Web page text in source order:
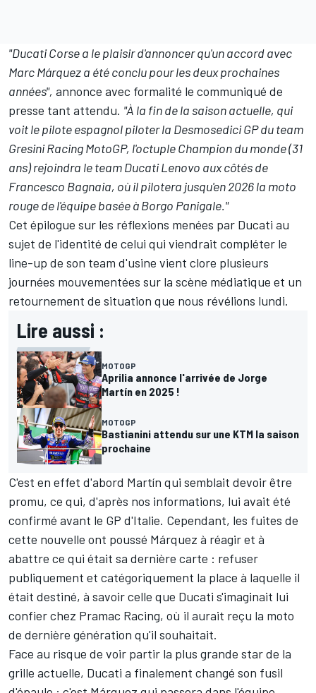
"Ducati Corse a le plaisir d'annoncer qu'un accord avec
Marc Márquez a été conclu pour les deux prochaines
années", annonce avec formalité le communiqué de
presse tant attendu. "À la fin de la saison actuelle, qui
voit le pilote espagnol piloter la Desmosedici GP du team
Gresini Racing MotoGP, l'octuple Champion du monde (31
ans) rejoindra le team Ducati Lenovo aux côtés de
Francesco Bagnaia, où il pilotera jusqu'en 2026 la moto
rouge de l'équipe basée à Borgo Panigale."
Cet épilogue sur les réflexions menées par Ducati au
sujet de l'identité de celui qui viendrait compléter le
line-up de son team d'usine vient clore plusieurs
journées mouvementées sur la scène médiatique et un
retournement de situation que nous révélions lundi.
Lire aussi :
MOTOGP
Aprilia annonce l'arrivée de Jorge
Martín en 2025 !
MOTOGP
Bastianini attendu sur une KTM la saison
prochaine
C'est en effet d'abord Martín qui semblait devoir être
promu, ce qui, d'après nos informations, lui avait été
confirmé avant le GP d'Italie. Cependant, les fuites de
cette nouvelle ont poussé Márquez à réagir et à
abattre ce qui était sa dernière carte : refuser
publiquement et catégoriquement la place à laquelle il
était destiné, à savoir celle que Ducati s'imaginait lui
confier chez Pramac Racing, où il aurait reçu la moto
de dernière génération qu'il souhaitait.
Face au risque de voir partir la plus grande star de la
grille actuelle, Ducati a finalement changé son fusil